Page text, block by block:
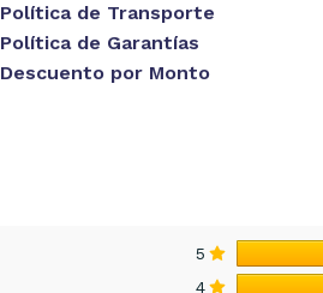
Política de Transporte
Política de Garantías
Descuento por Monto
5
4